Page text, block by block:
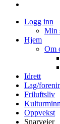
Logg inn
Min
Hjem
Om
Idrett
Lag/
Friluftsliv
Oppvekst
Snarveier